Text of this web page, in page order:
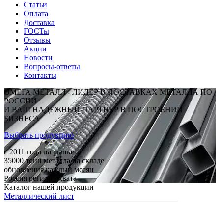
Статьи
Оплата
Доставка
ГОСТы
Отзывы
Акции
Новости
Вопросы-ответы
Контакты
ОМЕГА МЕТАЛЛ - ЛИДЕР В ПОСТАВКАХ МЕТАЛЛА ПО
РОССИИ
И ВАШ НАДЕЖНЫЙ ПАРТНЕР В ПОСТРОЕНИИ
БИЗНЕСА
Выбрать продукцию
c 2011 года на рынке
35000 тонн металла на складе
обновления каждый месяц
Россия регион охвата
Каталог нашей продукции
Металлический лист